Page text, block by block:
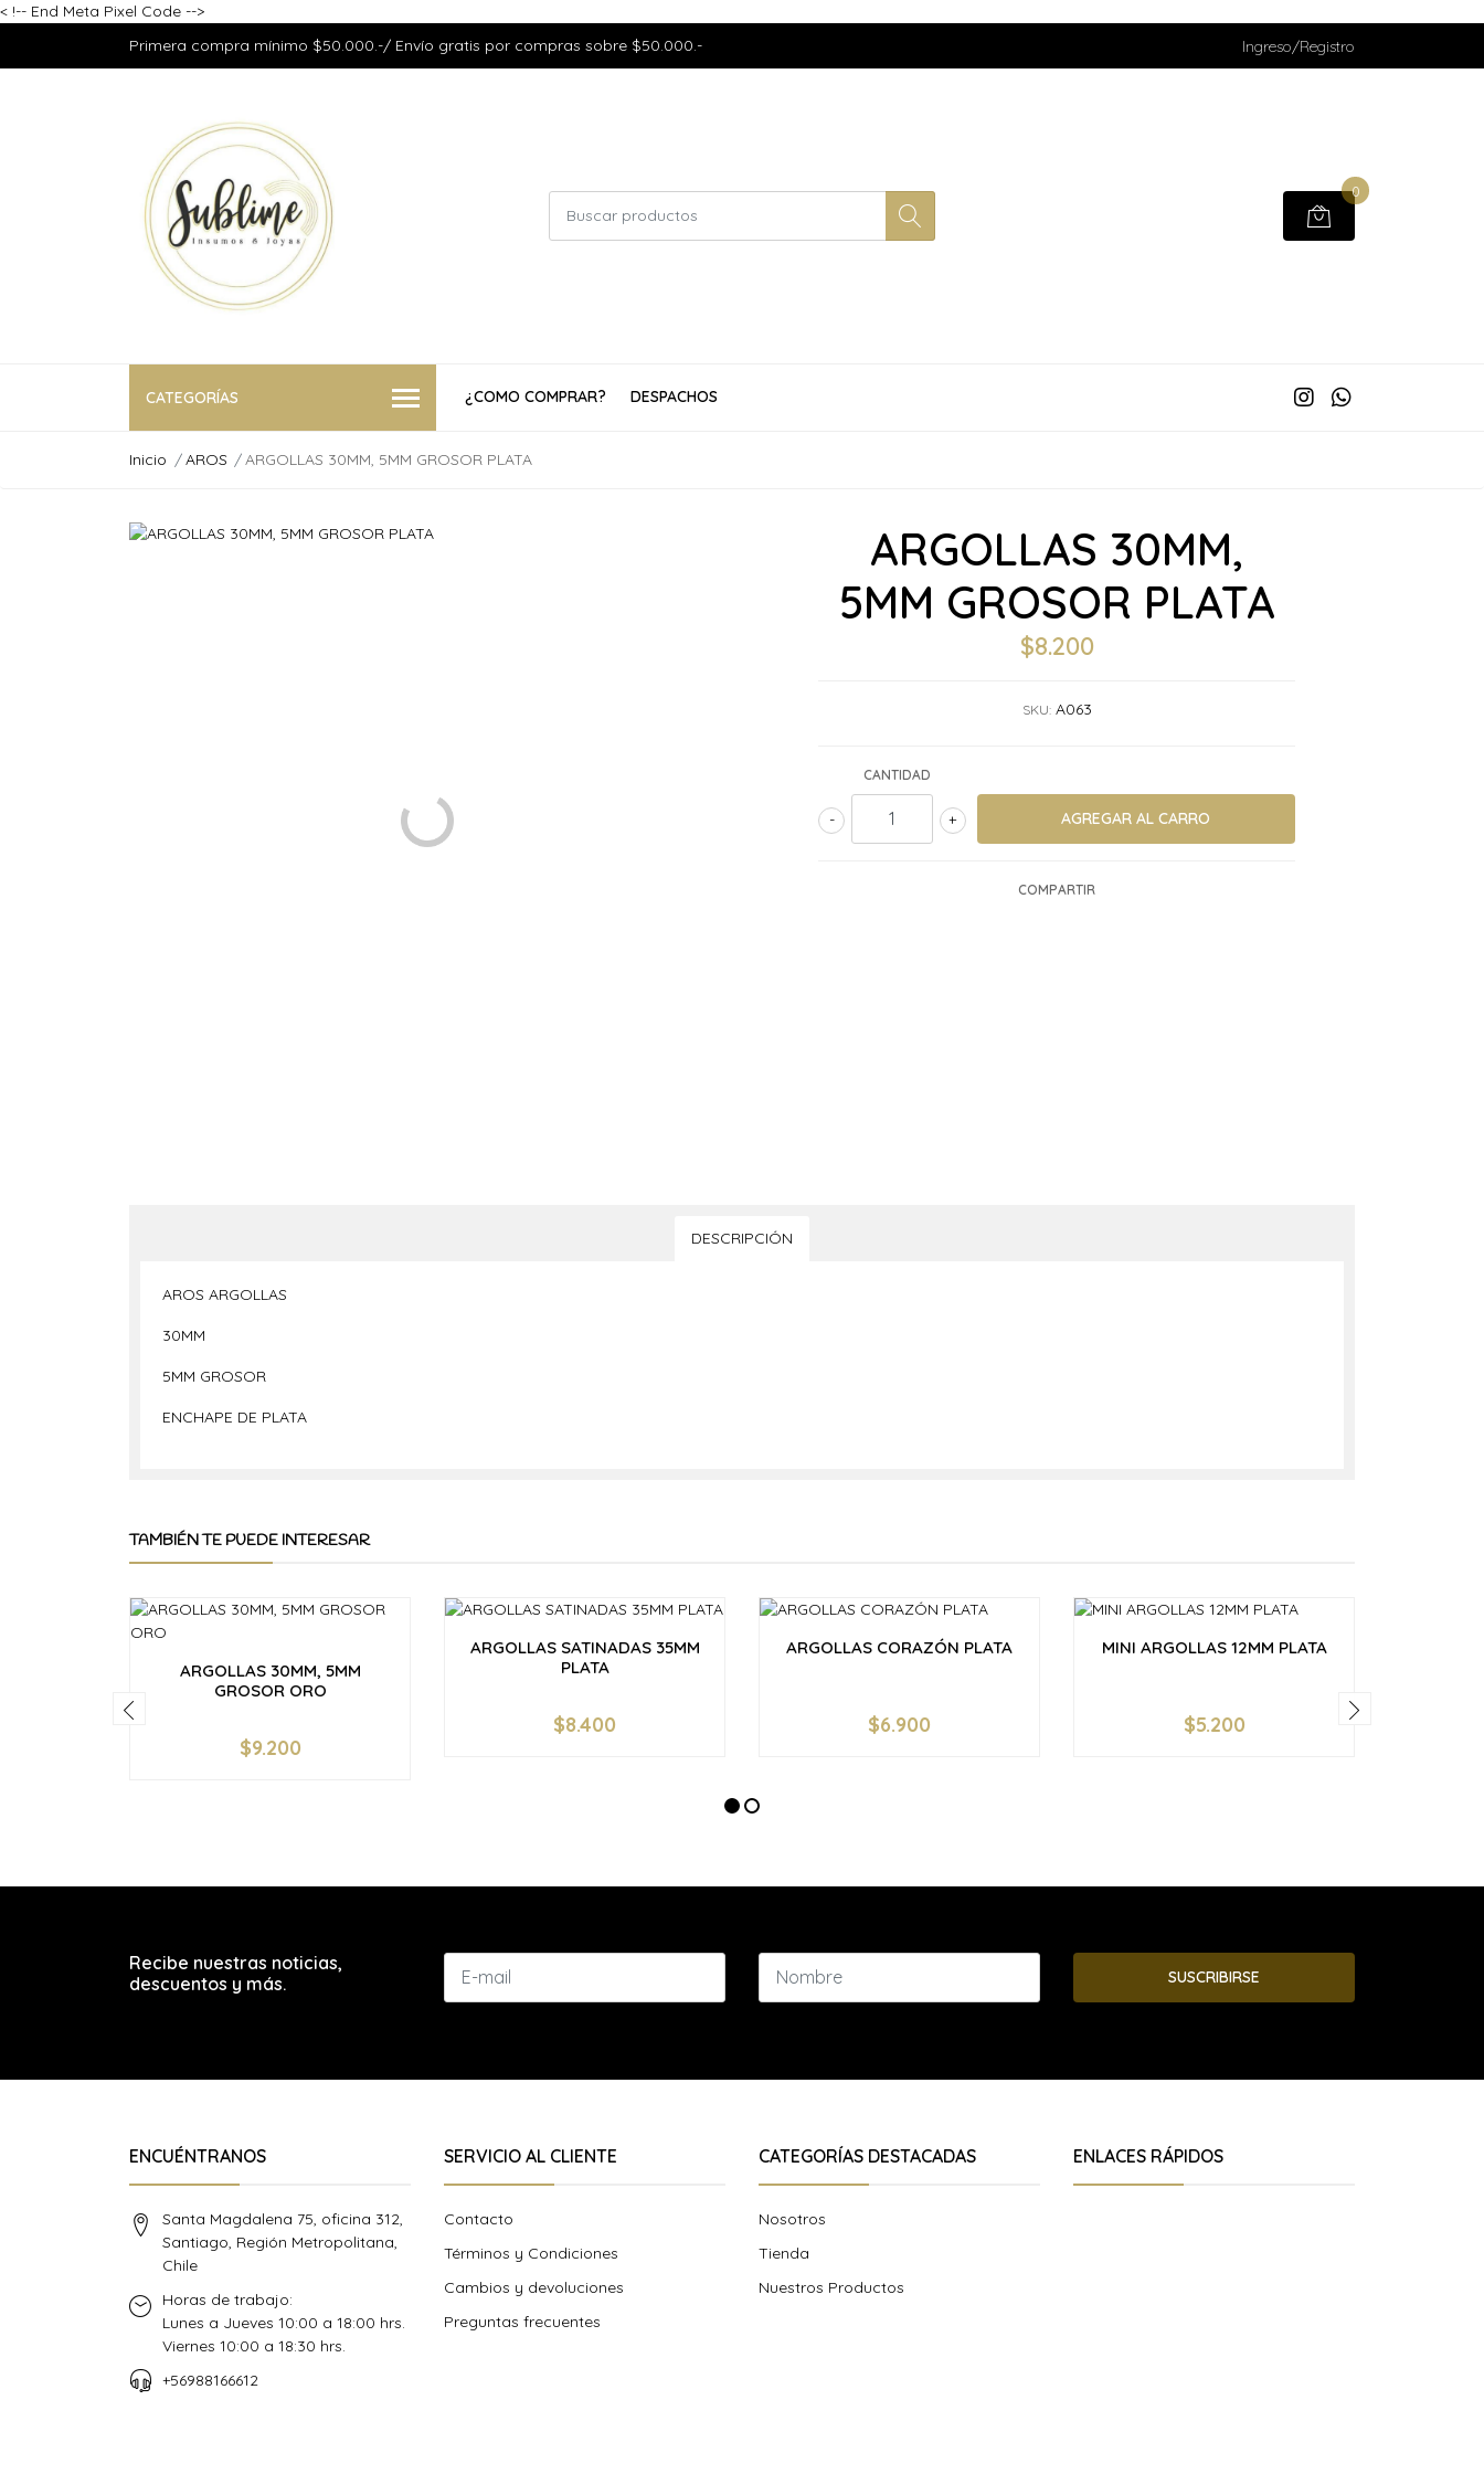
< !-- End Meta Pixel Code -->
Primera compra mínimo $50.000.-/ Envío gratis por compras sobre $50.000.-
Ingreso/Registro
0
CATEGORÍAS ¿COMO COMPRAR? DESPACHOS
Inicio AROS ARGOLLAS 30MM, 5MM GROSOR PLATA
ARGOLLAS 30MM,
5MM GROSOR PLATA
$8.200
SKU: A063
CANTIDAD
+
-
COMPARTIR
DESCRIPCIÓN
AROS ARGOLLAS
30MM
5MM GROSOR
ENCHAPE DE PLATA
TAMBIÉN TE PUEDE INTERESAR
ARGOLLAS 30MM, 5MM
GROSOR ORO
+
$9.200
ARGOLLAS SATINADAS 35MM
PLATA
+
$8.400
ARGOLLAS CORAZÓN PLATA
+
$6.900
MINI ARGOLLAS 12MM PLATA
+
$5.200
Recibe nuestras noticias,
descuentos y más.
SUSCRIBIRSE
ENCUÉNTRANOS
Santa Magdalena 75, oficina 312,
Santiago, Región Metropolitana,
Chile
Horas de trabajo:
Lunes a Jueves 10:00 a 18:00 hrs.
Viernes 10:00 a 18:30 hrs.
+56988166612
SERVICIO AL CLIENTE
Contacto
Términos y Condiciones
Cambios y devoluciones
Preguntas frecuentes
CATEGORÍAS DESTACADAS
Nosotros
Tienda
Nuestros Productos
ENLACES RÁPIDOS